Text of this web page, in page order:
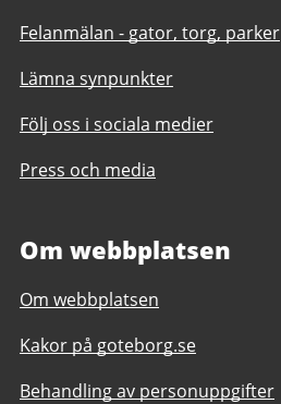
Felanmälan - gator, torg, parker
Lämna synpunkter
Följ oss i sociala medier
Press och media
Om webbplatsen
Om webbplatsen
Kakor på goteborg.se
Behandling av personuppgifter